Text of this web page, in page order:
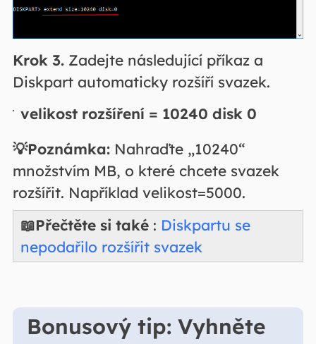
Krok 3.Zadejte následující příkaz a
Diskpart automaticky rozšíří svazek.
velikost rozšíření = 10240 disk 0
💡Poznámka:Nahraďte „10240“
množstvím MB, o které chcete svazek
rozšířit. Například velikost=5000.
📖Přečtěte si také: Diskpartu se
nepodařilo rozšířit svazek
Bonusový tip: Vyhněte